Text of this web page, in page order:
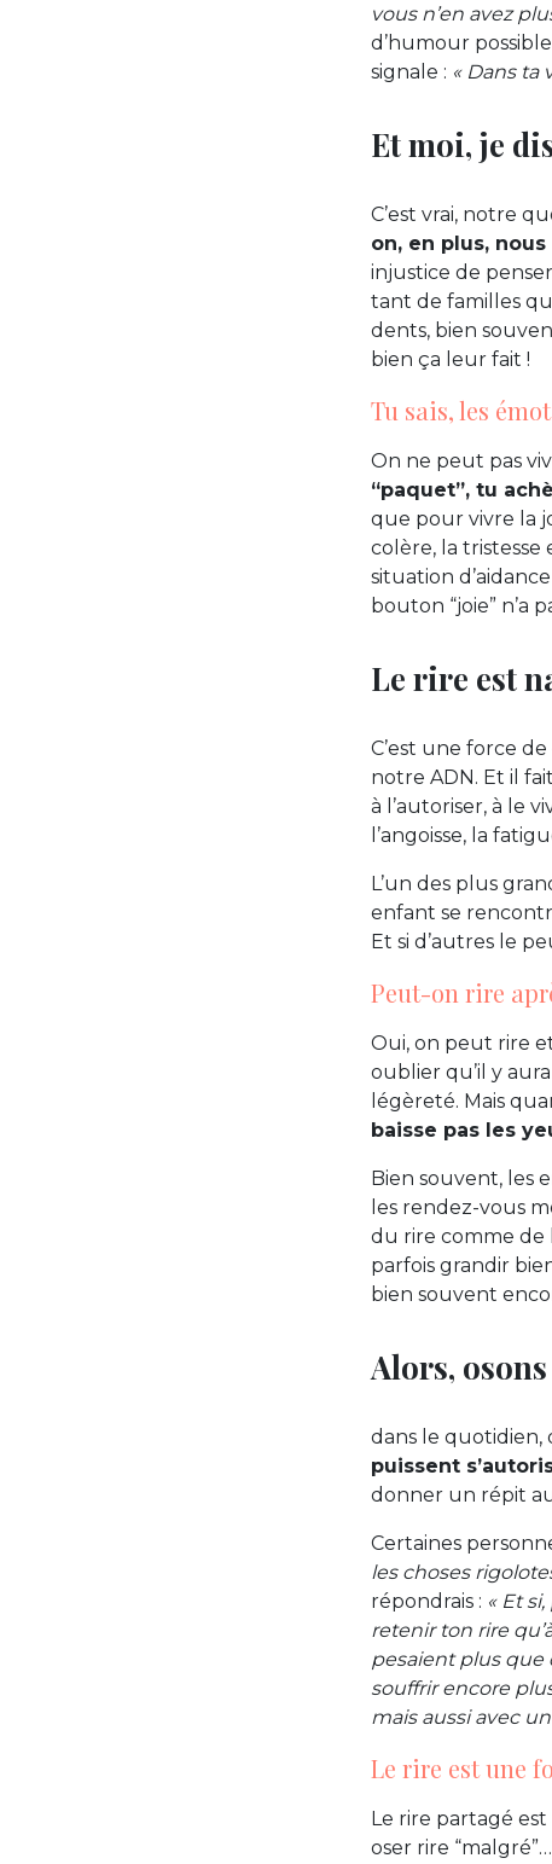
vous n’en avez
d’humour
signale : « Dans ta
Et moi, je
C’est vrai, notre
on, en plus,
injustice de
tant de familles
dents, bien
bien ça leur fait !
Tu sais, les
On ne peut pas
“paquet”, tu
que pour vivre la
colère, la tristesse
situation
bouton “joie” n’a
Le rire est
C’est une force
notre ADN. Et il
à l’autoriser, à le
l’angoisse, la
L’un des plus
enfant se
Et si d’autres le
Peut-on rire
Oui, on peut rire
oublier qu’il y
légèreté. Mais
baisse pas les
Bien souvent, les
les rendez-vous
du rire comme de
parfois grandir
bien souvent
Alors,
dans le quotidien,
puissent
donner un répit
Certaines
les choses
répondrais : « Et
retenir ton rire
pesaient plus que
souffrir encore
mais aussi avec
Le rire est une
Le rire partagé
oser rire